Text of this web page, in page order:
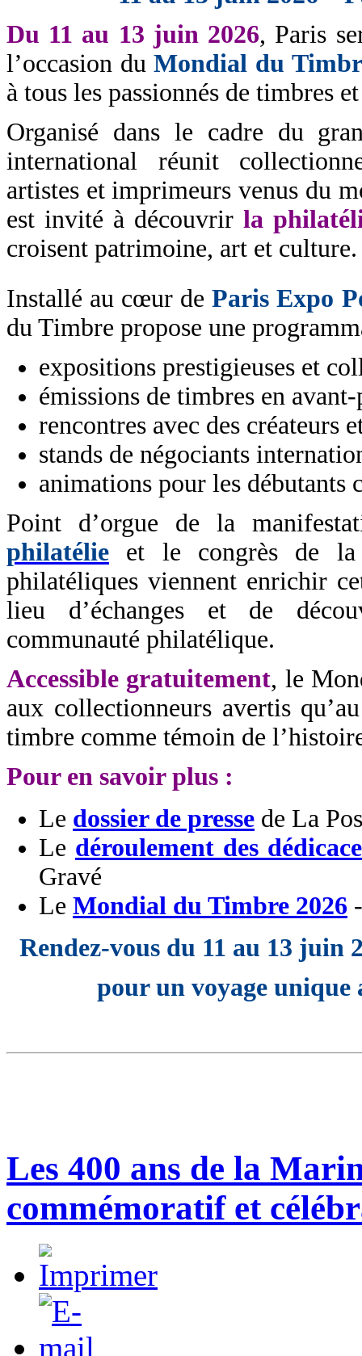
Du 11 au 13 juin 2026, Paris
l’occasion duMondial du
à tous les passionnés de timbres
Organisé dans le cadre du
international réunit
artistes et imprimeurs venus du
est invité à découvrir la
croisent patrimoine, art et culture.
Installé au cœur deParis Expo
du Timbre propose une
expositions prestigieuses et
émissions de timbres en
rencontres avec des créateurs
stands de négociants
animations pour les
Point d’orgue de la
philatélie et le congrès de la
philatéliques viennent enrichir
lieu d’échanges et de
communauté philatélique.
Accessible gratuitement, le
aux collectionneurs avertis
timbre comme témoin de
Pour en savoir plus :
Le dossier de presse de La
Le déroulement des
Gravé
Le Mondial du Timbre 2026
Rendez-vous du 11 au 13 juin
pour un voyage
Les 400 ans de la
commémoratif et